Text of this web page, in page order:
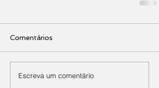
Comentários
Escreva um comentário